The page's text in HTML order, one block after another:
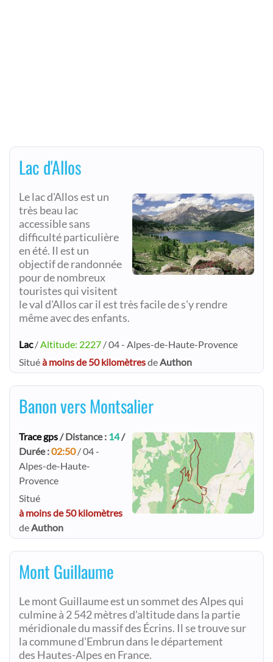
Lac d'Allos
Le lac d'Allos est un
très beau lac
accessible sans
difficulté particulière
en été. Il est un
objectif de randonnée
pour de nombreux
touristes qui visitent
le val d'Allos car il est très facile de s'y rendre
même avec des enfants.
Lac/ Altitude: 2227 / 04 - Alpes-de-Haute-Provence
Situéà moins de 50 kilomètresde Authon
Banon vers Montsalier
Trace gps / Distance : 14/
Durée :02:50/ 04 -
Alpes-de-Haute-
Provence
Situé
à moins de 50 kilomètres
de Authon
Mont Guillaume
Le mont Guillaume est un sommet des Alpes qui
culmine à 2 542 mètres d'altitude dans la partie
méridionale du massif des Écrins. Il se trouve sur
la commune d'Embrun dans le département
des Hautes-Alpes en France.